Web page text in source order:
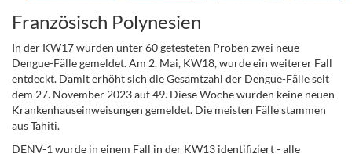
Französisch Polynesien
In der KW17 wurden unter 60 getesteten Proben zwei neue
Dengue-Fälle gemeldet. Am 2. Mai, KW18, wurde ein weiterer Fall
entdeckt. Damit erhöht sich die Gesamtzahl der Dengue-Fälle seit
dem 27. November 2023 auf 49. Diese Woche wurden keine neuen
Krankenhauseinweisungen gemeldet. Die meisten Fälle stammen
aus Tahiti.
DENV-1 wurde in einem Fall in der KW13 identifiziert - alle